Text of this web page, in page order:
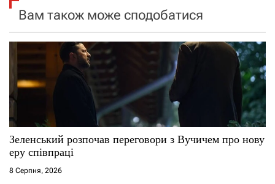
я
з
а
п
и
с
і
Вам також може сподобатися
Зеленський розпочав переговори з Вучичем про нову
еру співпраці
8 Серпня, 2026